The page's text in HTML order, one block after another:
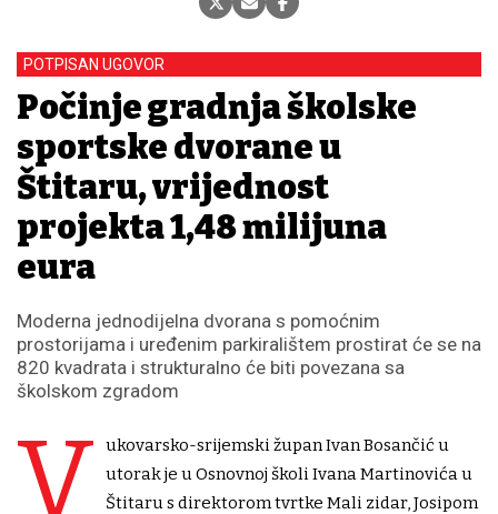
POTPISAN UGOVOR
Počinje gradnja školske
sportske dvorane u
Štitaru, vrijednost
projekta 1,48 milijuna
eura
Moderna jednodijelna dvorana s pomoćnim
prostorijama i uređenim parkiralištem prostirat će se na
820 kvadrata i strukturalno će biti povezana sa
školskom zgradom
V
ukovarsko-srijemski župan Ivan Bosančić u
utorak je u Osnovnoj školi Ivana Martinovića u
Štitaru s direktorom tvrtke Mali zidar, Josipom